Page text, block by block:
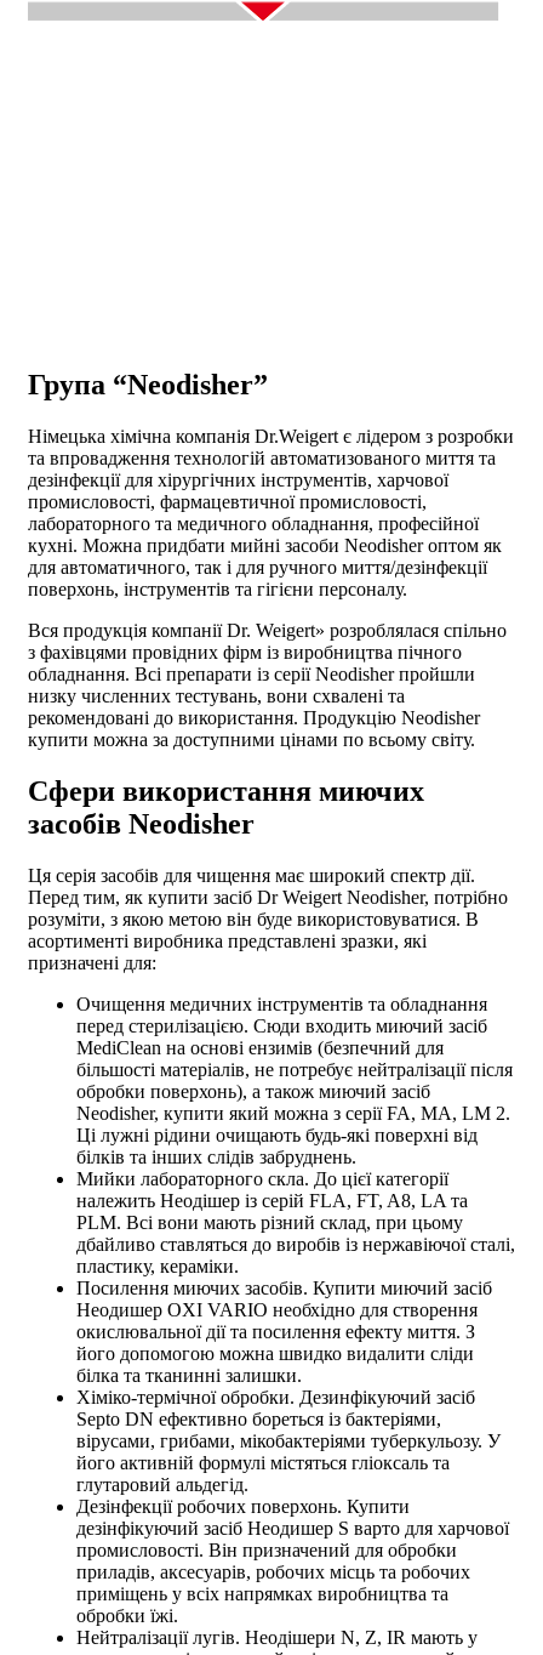
Група “Neodisher”
Німецька хімічна компанія Dr.Weigert є лідером з розробки
та впровадження технологій автоматизованого миття та
дезінфекції для хірургічних інструментів, харчової
промисловості, фармацевтичної промисловості,
лабораторного та медичного обладнання, професійної
кухні. Можна придбати мийні засоби Neodisher оптом як
для автоматичного, так і для ручного миття/дезінфекції
поверхонь, інструментів та гігієни персоналу.
Вся продукція компанії Dr. Weigert» розроблялася спільно
з фахівцями провідних фірм із виробництва пічного
обладнання. Всі препарати із серії Neodisher пройшли
низку численних тестувань, вони схвалені та
рекомендовані до використання. Продукцію Neodisher
купити можна за доступними цінами по всьому світу.
Сфери використання миючих
засобів Neodisher
Ця серія засобів для чищення має широкий спектр дії.
Перед тим, як купити засіб Dr Weigert Neodisher, потрібно
розуміти, з якою метою він буде використовуватися. В
асортименті виробника представлені зразки, які
призначені для:
Очищення медичних інструментів та обладнання
перед стерилізацією. Сюди входить миючий засіб
MediClean на основі ензимів (безпечний для
більшості матеріалів, не потребує нейтралізації після
обробки поверхонь), а також миючий засіб
Neodisher, купити який можна з серії FA, МА, LM 2.
Ці лужні рідини очищають будь-які поверхні від
білків та інших слідів забруднень.
Мийки лабораторного скла. До цієї категорії
належить Неодішер із серій FLA, FT, A8, LA та
PLM. Всі вони мають різний склад, при цьому
дбайливо ставляться до виробів із нержавіючої сталі,
пластику, кераміки.
Посилення миючих засобів. Купити миючий засіб
Неодишер OXI VARIO необхідно для створення
окислювальної дії та посилення ефекту миття. З
його допомогою можна швидко видалити сліди
білка та тканинні залишки.
Хіміко-термічної обробки. Дезинфікуючий засіб
Septo DN ефективно бореться із бактеріями,
вірусами, грибами, мікобактеріями туберкульозу. У
його активній формулі містяться гліоксаль та
глутаровий альдегід.
Дезінфекції робочих поверхонь. Купити
дезінфікуючий засіб Неодишер S варто для харчової
промисловості. Він призначений для обробки
приладів, аксесуарів, робочих місць та робочих
приміщень у всіх напрямках виробництва та
обробки їжі.
Нейтралізації лугів. Неодішери N, Z, IR мають у